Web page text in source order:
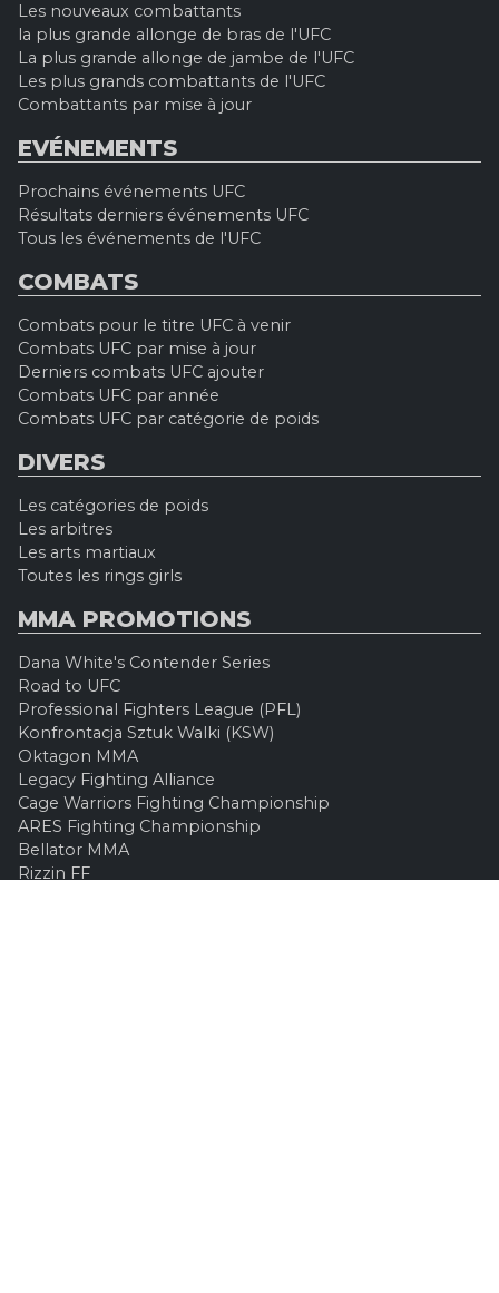
Les nouveaux combattants
la plus grande allonge de bras de l'UFC
La plus grande allonge de jambe de l'UFC
Les plus grands combattants de l'UFC
Combattants par mise à jour
EVÉNEMENTS
Prochains événements UFC
Résultats derniers événements UFC
Tous les événements de l'UFC
COMBATS
Combats pour le titre UFC à venir
Combats UFC par mise à jour
Derniers combats UFC ajouter
Combats UFC par année
Combats UFC par catégorie de poids
DIVERS
Les catégories de poids
Les arbitres
Les arts martiaux
Toutes les rings girls
MMA PROMOTIONS
Dana White's Contender Series
Road to UFC
Professional Fighters League (PFL)
Konfrontacja Sztuk Walki (KSW)
Oktagon MMA
Legacy Fighting Alliance
Cage Warriors Fighting Championship
ARES Fighting Championship
Bellator MMA
Rizzin FF